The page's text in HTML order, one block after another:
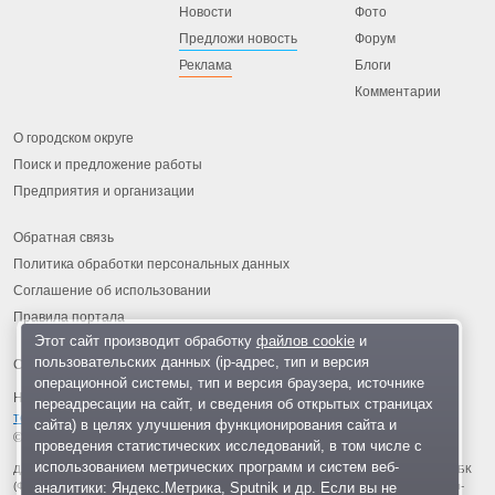
Новости
Предложи новость
Реклама
Фото
Форум
Блоги
Комментарии
О городском округе
Поиск и предложение работы
Предприятия и организации
Обратная связь
Политика обработки персональных данных
Соглашение об использовании
Правила портала
На информационном ресурсе применяются
технологии
© 2013-2026 «ОИНФО»,
сделано в Одинцово
Для читателей: В России признаны экстремистскими и запрещены организации ФБК
(Фонд борьбы с коррупцией, признан иноагентом), Штабы Навального, «Национал-
Этот сайт производит обработку файлов cookieи
пользовательских данных (ip-адрес, тип и версия
операционной системы, тип и версия браузера, источнике
переадресации на сайт, и сведения об открытых страницах
сайта) в целях улучшения функционирования сайта и
проведения статистических исследований, в том числе с
использованием метрических программ и систем веб-
аналитики: Яндекс.Метрика, Sputnik и др. Если вы не